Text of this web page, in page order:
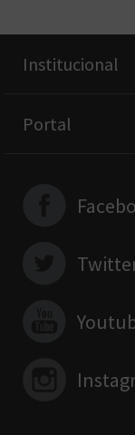
Institucional
Portal